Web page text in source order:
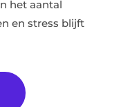
het aantal
en stress blijft